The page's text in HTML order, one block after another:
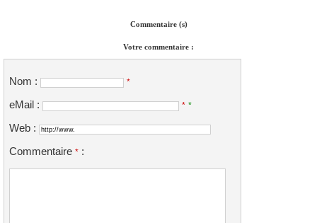
Commentaire (s)
Votre commentaire :
Nom : *
eMail : * *
Web :
Commentaire * :